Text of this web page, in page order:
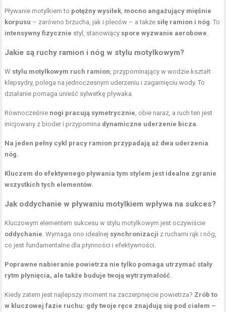
Pływanie motylkiem to potężny wysiłek mocno angażujący mięśnie
korpusu – zarówno brzucha , jak i pleców – a także siłę ramion i nóg . To
intensywny fizycznie styl, stanowiący spore wyzwanie aerobowe
Jakie są ruchy ramion i nóg w stylu motylkowym?
W stylu motylkowym ruch ramion , przypominający w wodzie kształt
klepsydry, polega na jednoczesnym uderzeniu i zagarnięciu wody. To
działanie pomaga unieść sylwetkę pływaka.
Równocześnie nogi pracują symetrycznie , obie naraz, a ruch ten jest
inicjowany z bioder i przypomina dynamiczne uderzenie bicza
Na jeden pełny cykl pracy ramion przypadają aż dwa uderzenia
nóg.
Kluczem do efektywnego pływania tym stylem jest idealne zgranie
wszystkich tych elementów.
Jak oddychanie w pływaniu motylkiem wpływa na sukces?
Kluczowym elementem sukcesu w stylu motylkowym jest oczywiście
oddychanie . Wymaga ono idealnej synchronizacji z ruchami rąk i nóg,
co jest fundamentalne dla płynności i efektywności.
Poprawne nabieranie powietrza nie tylko pomaga utrzymać stały
rytm płynięcia, ale także buduje twoją wytrzymałość
Kiedy zatem jest najlepszy moment na zaczerpnięcie powietrza? Zrób to
w kluczowej fazie ruchu: gdy twoje ręce znajdują się pod ciałem –